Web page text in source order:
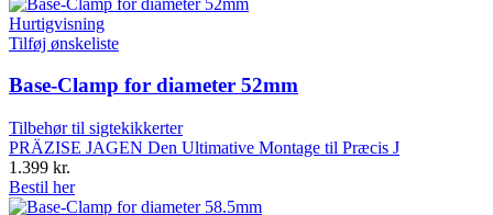
Hurtigvisning
Tilføj ønskeliste
Base-Clamp for diameter 52mm
Tilbehør til sigtekikkerter
PRÄZISE JAGEN Den Ultimative Montage til Præcis J
1.399 kr.
Bestil her